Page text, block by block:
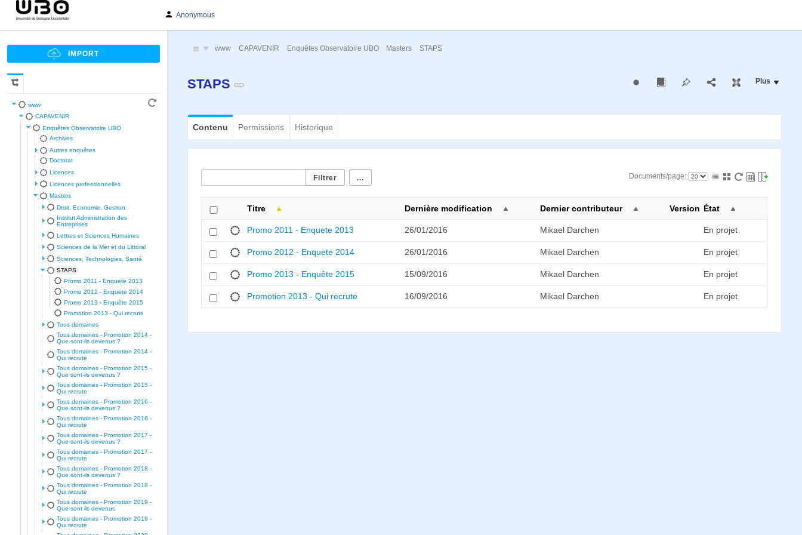
Anonymous
www
CAPAVENIR
Enquêtes Observatoire UBO
Archives
Autres enquêtes
Doctorat
Licences
Licences professionnelles
Masters
Droit, Economie, Gestion
Institut Administration des
Entreprises
Lettres et Sciences Humaines
Sciences de la Mer et du Littoral
Sciences, Technologies, Santé
STAPS
Promo 2011 - Enquete 2013
Promo 2012 - Enquete 2014
Promo 2013 - Enquête 2015
Promotion 2013 - Qui recrute
Tous domaines
Tous domaines - Promotion 2014 -
Que sont-ils devenus ?
Tous domaines - Promotion 2014 -
Qui recrute
Tous domaines - Promotion 2015 -
Que sont-ils devenus ?
Tous domaines - Promotion 2015 -
Qui recrute
Tous domaines - Promotion 2016 -
Que sont-ils devenus ?
Tous domaines - Promotion 2016 -
Qui recrute
Tous domaines - Promotion 2017 -
Que sont-ils devenus ?
Tous domaines - Promotion 2017 -
Qui recrute
Tous domaines - Promotion 2018 -
Que sont-ils devenus ?
Tous domaines - Promotion 2018 -
Qui recrute
Tous domaines - Promotion 2019 -
Que sont ils devenus
Tous domaines - Promotion 2019 -
Qui recrute
www CAPAVENIR Enquêtes Observatoire UBO Masters STAPS
STAPS Plus
Contenu Permissions Historique
... Documents/page:
Titre Dernière modification Dernier contributeur Version État
Promo 2011 - Enquete 2013 26/01/2016 Mikael Darchen En projet
Promo 2012 - Enquete 2014 26/01/2016 Mikael Darchen En projet
Promo 2013 - Enquête 2015 15/09/2016 Mikael Darchen En projet
Promotion 2013 - Qui recrute 16/09/2016 Mikael Darchen En projet